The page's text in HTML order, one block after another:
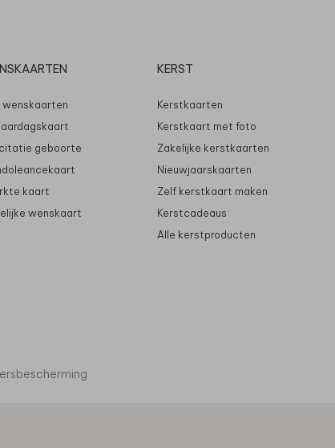
wenskaarten
geboorte
kaart
wenskaart
KERST
Kerstkaarten
Kerstkaart met foto
Zakelijke kerstkaarten
Nieuwjaarskaarten
Zelf kerstkaart maken
Kerstcadeaus
Alle kerstproducten